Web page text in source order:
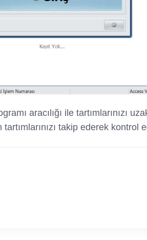
aracılığı ile tartımlarınızı
takip ederek kontrol